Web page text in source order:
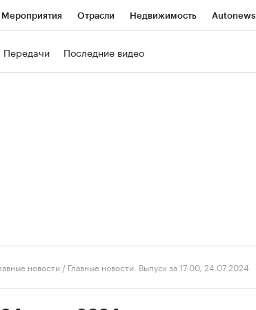
Мероприятия Отрасли Недвижимость Autonews
Передачи Последние видео
новости / Главные новости. Выпуск за 17:00, 24.07.2024